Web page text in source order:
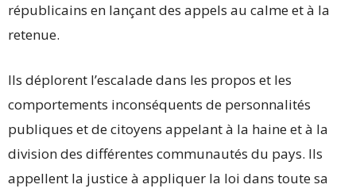
républicains en lançant des appels au calme et à la
retenue.
Ils déplorent l’escalade dans les propos et les
comportements inconséquents de personnalités
publiques et de citoyens appelant à la haine et à la
division des différentes communautés du pays. Ils
appellent la justice à appliquer la loi dans toute sa